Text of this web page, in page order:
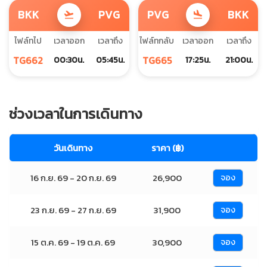
BKK flight_takeoff PVG
ไฟล์ทไป
TG662
เวลาออก
00:30น.
เวลาถึง
05:45น.
PVG flight_land BKK
ไฟล์ทกลับ
TG665
เวลาออก
17:25น.
เวลาถึง
21:00น.
ช่วงเวลาในการเดินทาง
วันเดินทาง ราคา (฿)
16 ก.ย. 69 - 20 ก.ย. 69 26,900 จอง
23 ก.ย. 69 - 27 ก.ย. 69 31,900 จอง
15 ต.ค. 69 - 19 ต.ค. 69 30,900 จอง